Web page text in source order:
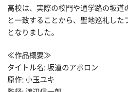
高校は、実際の校門や通学路の坂道
と一致することから、聖地巡礼した
となりました。
≪作品概要≫
タイトル名: 坂道のアポロン
原作: 小玉ユキ